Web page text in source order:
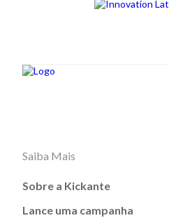
Saiba Mais
Sobre a Kickante
Lance uma campanha